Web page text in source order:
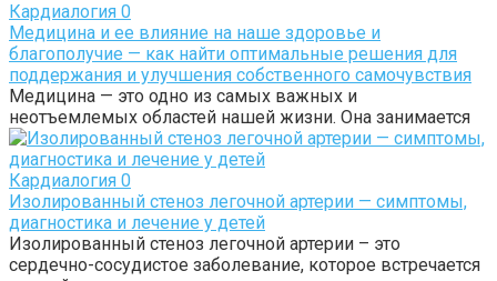
Кардиалогия 0
Медицина и ее влияние на наше здоровье и
благополучие — как найти оптимальные решения для
поддержания и улучшения собственного самочувствия
Медицина — это одно из самых важных и
неотъемлемых областей нашей жизни. Она занимается
Кардиалогия 0
Изолированный стеноз легочной артерии — симптомы,
диагностика и лечение у детей
Изолированный стеноз легочной артерии – это
сердечно-сосудистое заболевание, которое встречается